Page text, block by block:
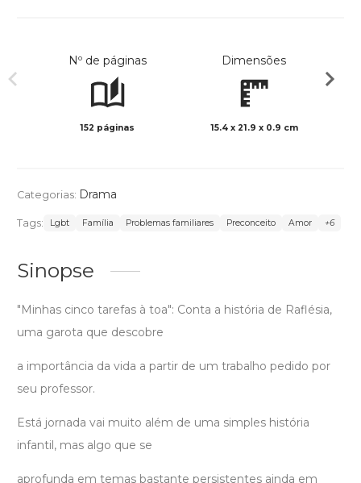
Nº de páginas
152 páginas
Dimensões
15.4 x 21.9 x 0.9 cm
Categorias: Drama
Tags: Lgbt Família Problemas familiares Preconceito Amor +6
Sinopse
"Minhas cinco tarefas à toa": Conta a história de Raflésia,
uma garota que descobre
a importância da vida a partir de um trabalho pedido por
seu professor.
Está jornada vai muito além de uma simples história
infantil, mas algo que se
aprofunda em temas bastante persistentes ainda em